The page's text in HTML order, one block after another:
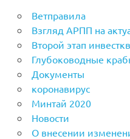
Ветправила
Взгляд АРПП на
Второй этап
Глубоководные
Документы
коронавирус
Минтай 2020
Новости
О внесении